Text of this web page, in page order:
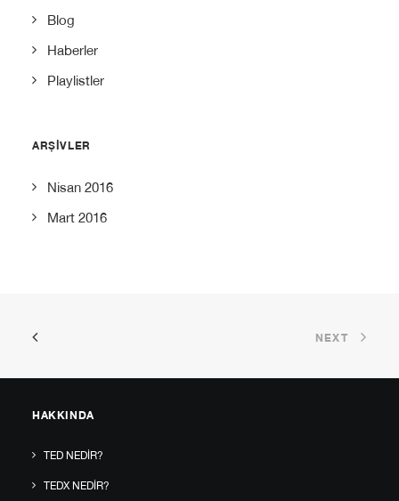
Blog
Haberler
Playlistler
ARŞIVLER
Nisan 2016
Mart 2016
NEXT
HAKKINDA
TED NEDIR?
TEDX NEDIR?